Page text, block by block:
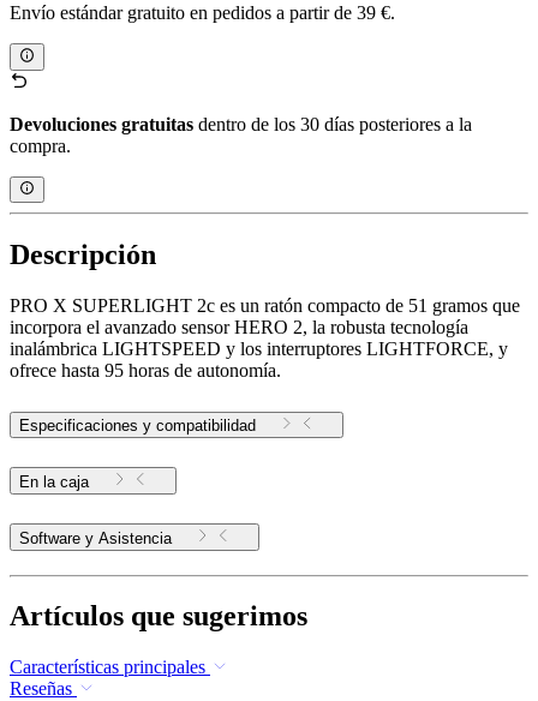
Envío estándar gratuito en pedidos a partir de 39 €.
Devoluciones gratuitas dentro de los 30 días posteriores a la
compra.
Descripción
PRO X SUPERLIGHT 2c es un ratón compacto de 51 gramos que
incorpora el avanzado sensor HERO 2, la robusta tecnología
inalámbrica LIGHTSPEED y los interruptores LIGHTFORCE, y
ofrece hasta 95 horas de autonomía.
Especificaciones y compatibilidad
En la caja
Software y Asistencia
Artículos que sugerimos
Características principales
Reseñas